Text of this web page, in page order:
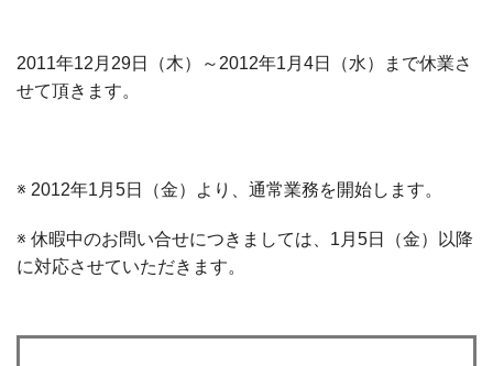
2011年12月29日（木）～2012年1月4日（水）まで休業さ
せて頂きます。
※ 2012年1月5日（金）より、通常業務を開始します。
※ 休暇中のお問い合せにつきましては、1月5日（金）以降
に対応させていただきます。